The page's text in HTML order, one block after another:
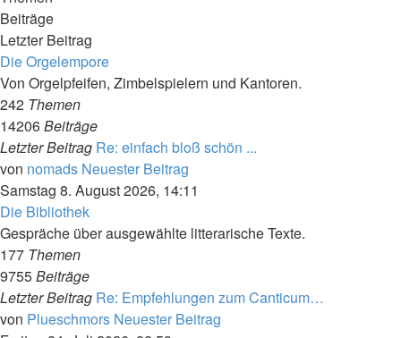
Beiträge
Letzter Beitrag
Die Orgelempore
Von Orgelpfeifen, Zimbelspielern und Kantoren.
242 Themen
14206Beiträge
Letzter Beitrag Re: einfach bloß schön ...
von nomads Neuester Beitrag
Samstag 8. August 2026, 14:11
Die Bibliothek
Gespräche über ausgewählte litterarische Texte.
177 Themen
9755Beiträge
Letzter Beitrag Re: Empfehlungen zum Canticum…
von Plueschmors Neuester Beitrag